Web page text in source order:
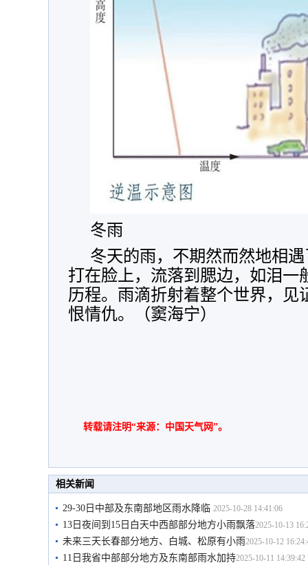
冬雨
冬天的雨，不期然而然地相
打在脸上，流落到腮边，如泪一
历程。雨滴折射着整个世界，见
恨情仇。（窦海宁）
转载请注明“来源：中国天气网”。
相关新闻
29-30日中部及东南部地区雨水降临 2025-10-28 14:41:06
13日夜间到15日白天中西部部分地方小雨飘落2025-10-13
未来三天长春部分地方、白城、松原有小雨2025-10-12
11日我省中部部分地方及东南部雨水加持2025-10-11 14:39:42